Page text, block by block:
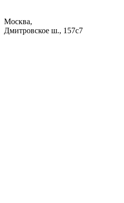
Москва,
Дмитровское ш., 157с7